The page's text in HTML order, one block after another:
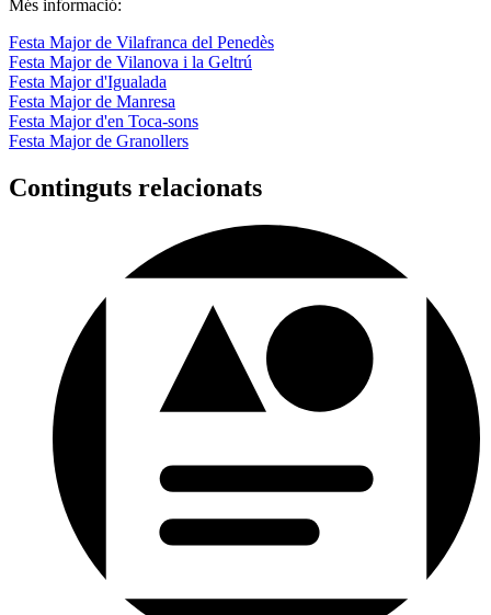
Festa Major de Vilafranca del Penedès
Festa Major de Vilanova i la Geltrú
Festa Major d'Igualada
Festa Major de Manresa
Festa Major d'en Toca-sons
Festa Major de Granollers
Continguts relacionats